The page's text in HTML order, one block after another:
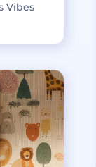
Vibes